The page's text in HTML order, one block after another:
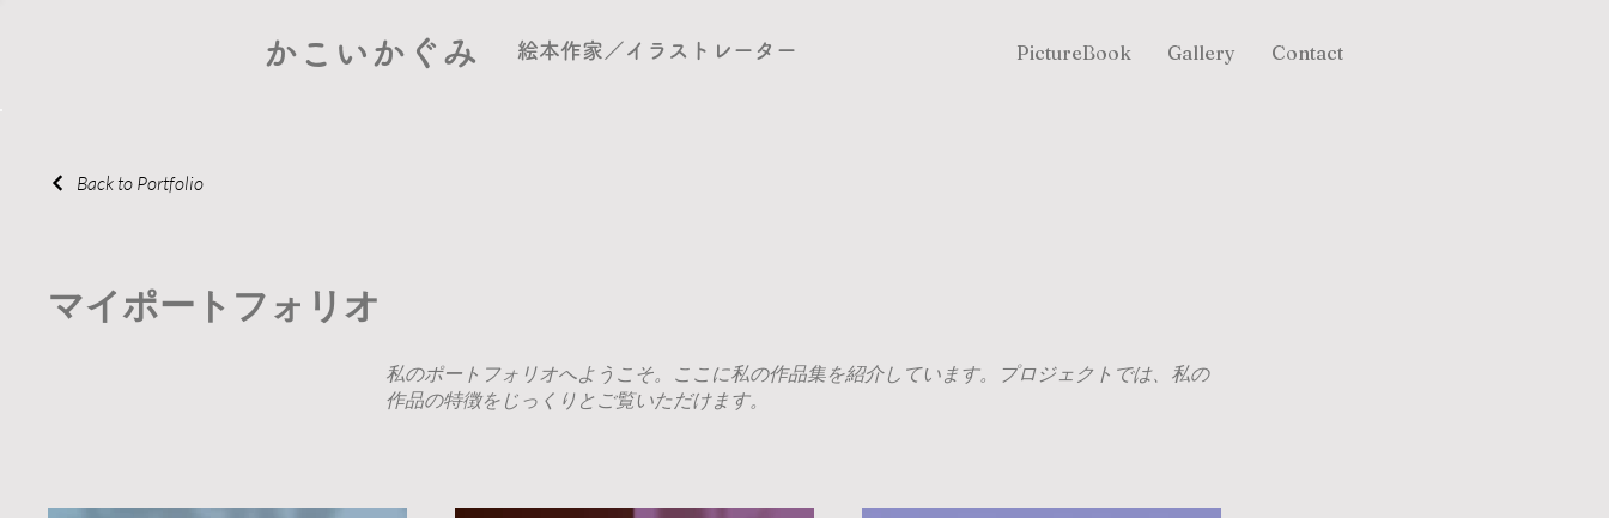
​絵本作家／イラストレーター PictureBook Gallery Contact
かこいかぐみ
Back to Portfolio
マイポートフォリオ
私のポートフォリオへようこそ。ここに私の作品集を紹介しています。プロジェクトでは、私の
作品の特徴をじっくりとご覧いただけます。